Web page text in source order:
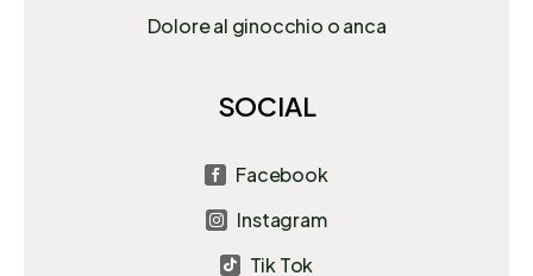
Dolore al ginocchio o anca
SOCIAL
 Facebook
 Instagram
 Tik Tok